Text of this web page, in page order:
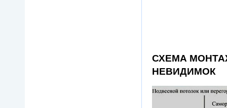
СХЕМА
НЕВИДИМОК